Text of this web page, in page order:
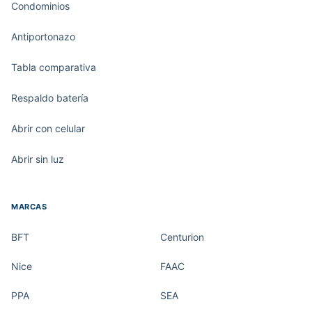
Condominios
Antiportonazo
Tabla comparativa
Respaldo batería
Abrir con celular
Abrir sin luz
MARCAS
BFT Centurion
Nice FAAC
PPA SEA